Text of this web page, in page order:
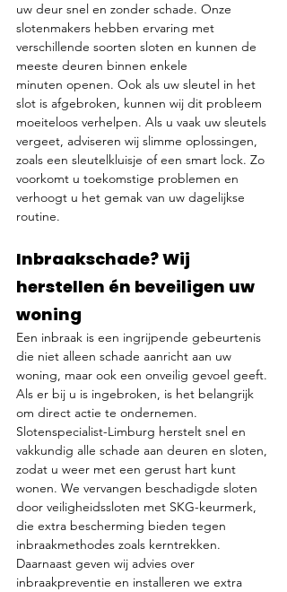
uw deur snel en zonder schade. Onze
slotenmakers hebben ervaring met
verschillende soorten sloten en kunnen de
meeste deuren binnen enkele
minuten openen. Ook als uw sleutel in het
slot is afgebroken, kunnen wij dit probleem
moeiteloos verhelpen. Als u vaak uw sleutels
vergeet, adviseren wij slimme oplossingen,
zoals een sleutelkluisje of een smart lock. Zo
voorkomt u toekomstige problemen en
verhoogt u het gemak van uw dagelijkse
routine.
Inbraakschade? Wij
herstellen én beveiligen uw
woning
Een inbraak is een ingrijpende gebeurtenis
die niet alleen schade aanricht aan uw
woning, maar ook een onveilig gevoel geeft.
Als er bij u is ingebroken, is het belangrijk
om direct actie te ondernemen.
Slotenspecialist-Limburg herstelt snel en
vakkundig alle schade aan deuren en sloten,
zodat u weer met een gerust hart kunt
wonen. We vervangen beschadigde sloten
door veiligheidssloten met SKG-keurmerk,
die extra bescherming bieden tegen
inbraakmethodes zoals kerntrekken.
Daarnaast geven wij advies over
inbraakpreventie en installeren we extra